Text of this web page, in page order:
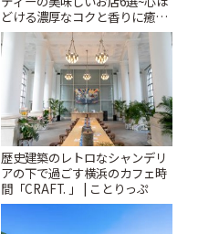
どける濃厚なコクと香りに癒や
されるティータイム~ | ことりっ
ぷ
歴史建築のレトロなシャンデリ
アの下で過ごす横浜のカフェ時
間「CRAFT. 」 | ことりっぷ